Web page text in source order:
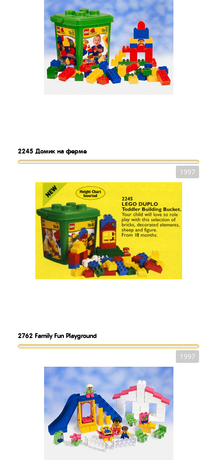
2245 Домик на ферме
1997
2762 Family Fun Playground
1997